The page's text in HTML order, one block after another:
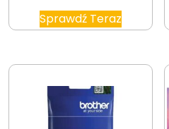
Sprawdź Teraz